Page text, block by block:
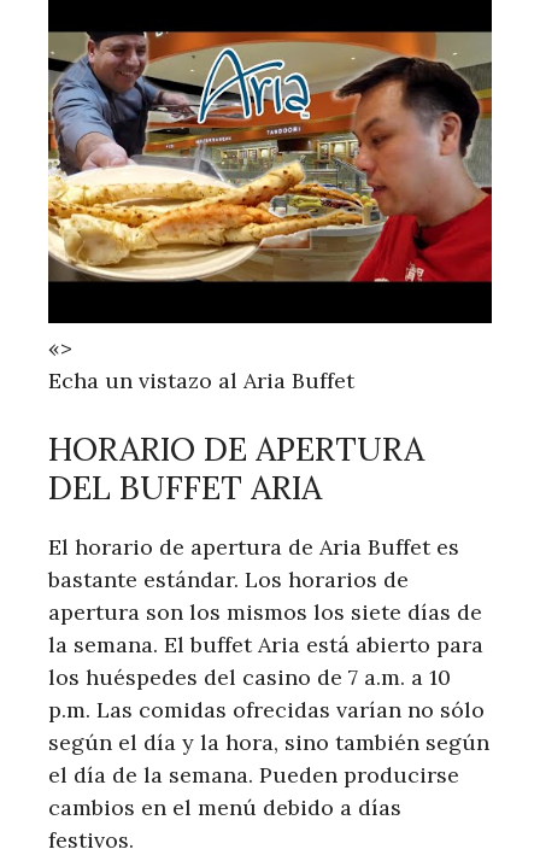
«>
Echa un vistazo al Aria Buffet
HORARIO DE APERTURA
DEL BUFFET ARIA
El horario de apertura de Aria Buffet es
bastante estándar. Los horarios de
apertura son los mismos los siete días de
la semana. El buffet Aria está abierto para
los huéspedes del casino de 7 a.m. a 10
p.m. Las comidas ofrecidas varían no sólo
según el día y la hora, sino también según
el día de la semana. Pueden producirse
cambios en el menú debido a días
festivos.